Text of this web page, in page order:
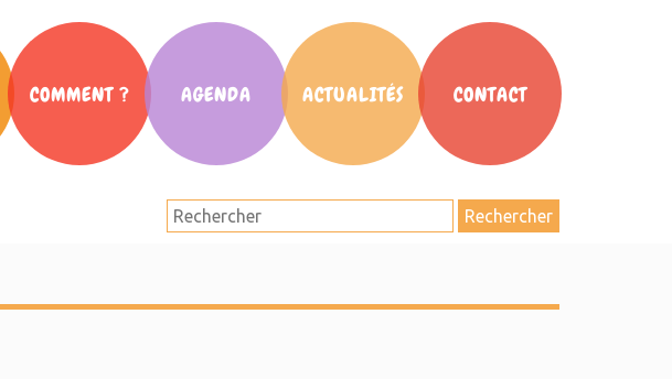
COMMENT ?
Salon Parent d’ado
AGENDA ACTUALITÉS CONTACT
Rechercher